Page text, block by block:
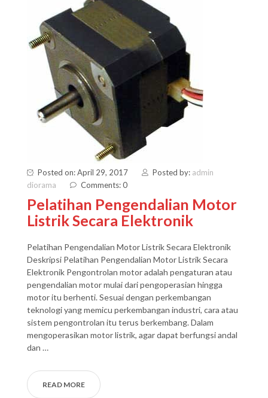
Posted on: April 29, 2017 Posted by: admin
diorama
Comments: 0
Pelatihan Pengendalian Motor
Listrik Secara Elektronik
Pelatihan Pengendalian Motor Listrik Secara Elektronik
Deskripsi Pelatihan Pengendalian Motor Listrik Secara
Elektronik Pengontrolan motor adalah pengaturan atau
pengendalian motor mulai dari pengoperasian hingga
motor itu berhenti. Sesuai dengan perkembangan
teknologi yang memicu perkembangan industri, cara atau
sistem pengontrolan itu terus berkembang. Dalam
mengoperasikan motor listrik, agar dapat berfungsi andal
dan …
READ MORE